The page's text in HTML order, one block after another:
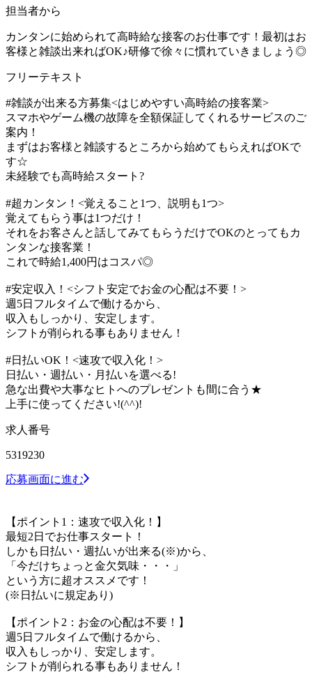
担当者から
カンタンに始められて高時給な接客のお仕事です！最初はお
客様と雑談出来ればOK♪研修で徐々に慣れていきましょう◎
フリーテキスト
#雑談が出来る方募集<はじめやすい高時給の接客業>
スマホやゲーム機の故障を全額保証してくれるサービスのご
案内！
まずはお客様と雑談するところから始めてもらえればOKで
す☆
未経験でも高時給スタート?
#超カンタン！<覚えること1つ、説明も1つ>
覚えてもらう事は1つだけ！
それをお客さんと話してみてもらうだけでOKのとってもカ
ンタンな接客業！
これで時給1,400円はコスパ◎
#安定収入！<シフト安定でお金の心配は不要！>
週5日フルタイムで働けるから、
収入もしっかり、安定します。
シフトが削られる事もありません！
#日払いOK！<速攻で収入化！>
日払い・週払い・月払いを選べる!
急な出費や大事なヒトへのプレゼントも間に合う★
上手に使ってください!(^^)!
求人番号
5319230
応募画面に進む
【ポイント1：速攻で収入化！】
最短2日でお仕事スタート！
しかも日払い・週払いが出来る(※)から、
「今だけちょっと金欠気味・・・」
という方に超オススメです！
(※日払いに規定あり)
【ポイント2：お金の心配は不要！】
週5日フルタイムで働けるから、
収入もしっかり、安定します。
シフトが削られる事もありません！